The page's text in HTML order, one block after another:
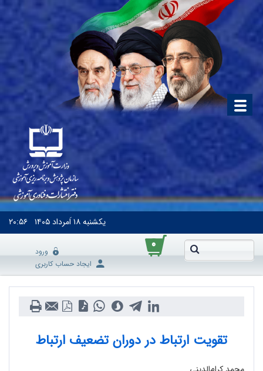
یکشنبه۱۸ اَمرداد ۱۴۰۵ ۲۰:۵۶
۰
ورود
ایجاد حساب کاربری
تقویت ارتباط در دوران تضعیف ارتباط